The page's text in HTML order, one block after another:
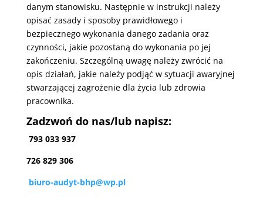
danym stanowisku. Następnie w instrukcji należy
opisać zasady i sposoby prawidłowego i
bezpiecznego wykonania danego zadania oraz
czynności, jakie pozostaną do wykonania po jej
zakończeniu. Szczególną uwagę należy zwrócić na
opis działań, jakie należy podjąć w sytuacji awaryjnej
stwarzającej zagrożenie dla życia lub zdrowia
pracownika.
Zadzwoń do nas/lub napisz:
793 033 937
726 829 306
biuro-audyt-bhp@wp.pl